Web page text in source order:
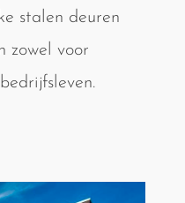
stalen deuren
zowel voor